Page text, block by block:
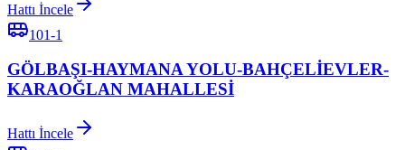
Hattı İncele
101-1
GÖLBAŞI-HAYMANA YOLU-BAHÇELİEVLER-
KARAOĞLAN MAHALLESİ
Hattı İncele